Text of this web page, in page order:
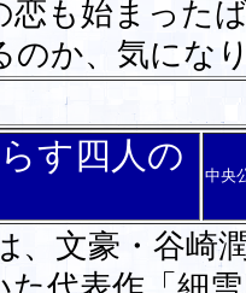
恋も始まった
のか、気にな
す四人の
中央
文豪・谷崎